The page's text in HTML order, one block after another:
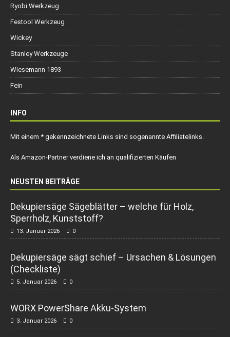
Ryobi Werkzeug
Festool Werkzeug
Wickey
Stanley Werkzeuge
Wiesemann 1893
Fein
INFO
Mit einem * gekennzeichnete Links sind sogenannte Affiliatelinks.
Als Amazon-Partner verdiene ich an qualifizierten Käufen
NEUSTEN BEITRÄGE
Dekupiersäge Sägeblätter – welche für Holz,
Sperrholz, Kunststoff?
13. Januar 2026 0
Dekupiersäge sägt schief – Ursachen & Lösungen
(Checkliste)
5. Januar 2026 0
WORX PowerShare Akku-System
3. Januar 2026 0